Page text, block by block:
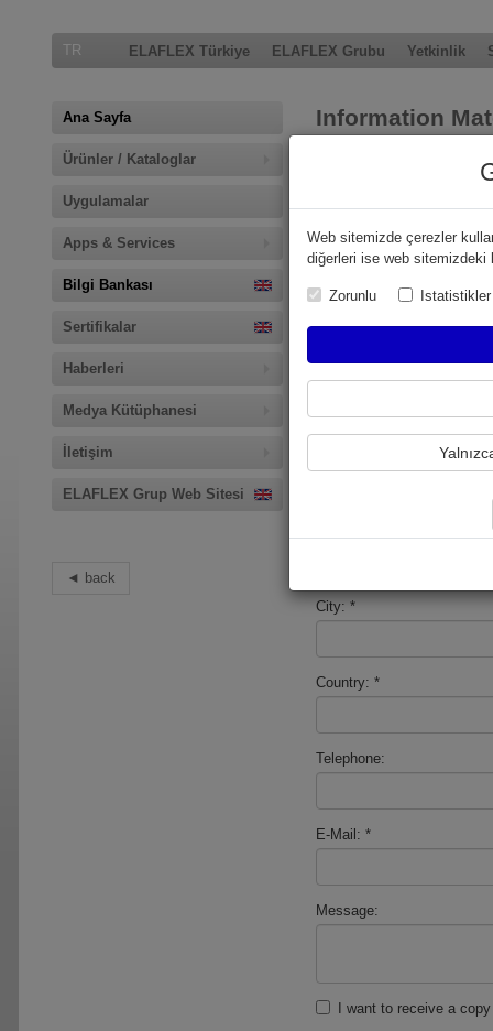
TR ELAFLEX Türkiye ELAFLEX Grubu Yetkinlik
Ana Sayfa
Ürünler / Kataloglar
Uygulamalar
Apps & Services
Bilgi Bankası
Sertifikalar
Haberleri
Medya Kütüphanesi
İletişim
ELAFLEX Grup Web Sitesi
back
Information
Company Name:*
Street:*
City: *
Country: *
Telephone:
E-Mail: *
Message:
I want to receive a
Web sitemizde çerezler
diğerleri ise web sitemizdeki
Zorunlu Istatistikler